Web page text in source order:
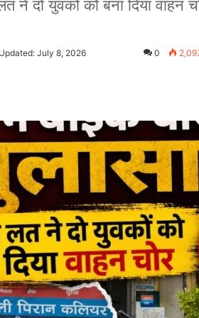
दो युवकों को बना दिया वाहन
July 8, 2026 0